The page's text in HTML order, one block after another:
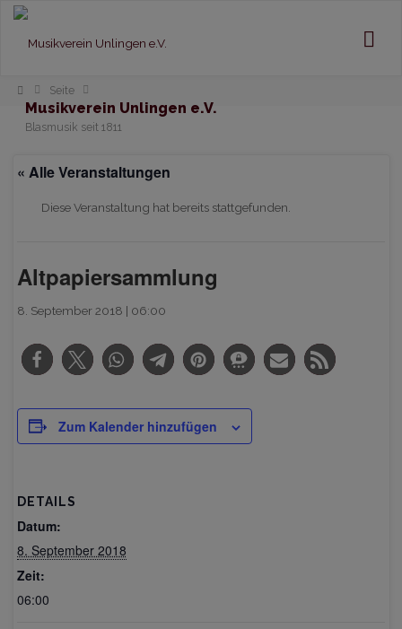
Musikverein Unlingen e.V.
Blasmusik seit 1811
HomeSeite
« Alle Veranstaltungen
Diese Veranstaltung hat bereits stattgefunden.
Altpapiersammlung
8. September 2018 | 06:00
Zum Kalender hinzufügen
DETAILS
Datum:
8. September 2018
Zeit:
06:00